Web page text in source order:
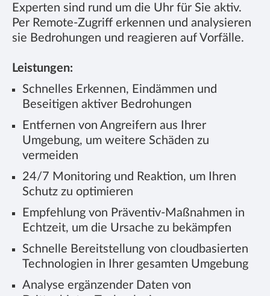
Experten sind rund um die Uhr für Sie aktiv.
Per Remote-Zugriff erkennen und analysieren
sie Bedrohungen und reagieren auf Vorfälle.
Leistungen:
Schnelles Erkennen, Eindämmen und
Beseitigen aktiver Bedrohungen
Entfernen von Angreifern aus Ihrer
Umgebung, um weitere Schäden zu
vermeiden
24/7 Monitoring und Reaktion, um Ihren
Schutz zu optimieren
Empfehlung von Präventiv-Maßnahmen in
Echtzeit, um die Ursache zu bekämpfen
Schnelle Bereitstellung von cloudbasierten
Technologien in Ihrer gesamten Umgebung
Analyse ergänzender Daten von